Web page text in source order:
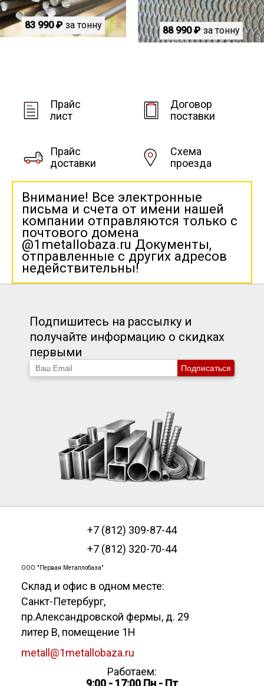
83 990 ₽ за тонну 88 990 ₽ за тонну
Прайс
лист
Договор
поставки
Прайс
доставки
Схема
проезда
Внимание! Все электронные
письма и счета от имени нашей
компании отправляются только с
почтового домена
@1metallobaza.ru Документы,
отправленные с других адресов
недействительны!
Подпишитесь на рассылку и
получайте информацию о скидках
первыми
Подписаться
+7 (812) 309-87-44
+7 (812) 320-70-44
ООО "Первая Металлобаза"
Склад и офис в одном месте:
Санкт-Петербург,
пр.Александровской фермы, д. 29
литер В, помещение 1Н
metall@1metallobaza.ru
Работаем:
9:00 - 17:00 Пн - Пт